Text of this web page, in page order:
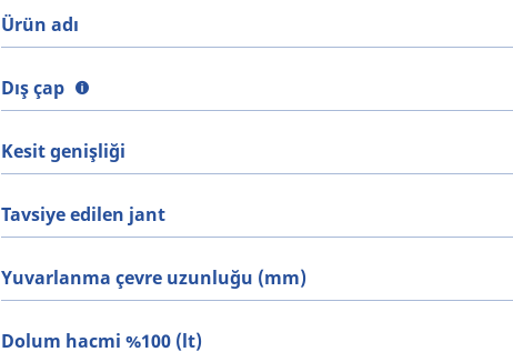
Ürün adı
Dış çap
Kesit genişliği
Tavsiye edilen jant
Yuvarlanma çevre uzunluğu (mm)
Dolum hacmi %100 (lt)